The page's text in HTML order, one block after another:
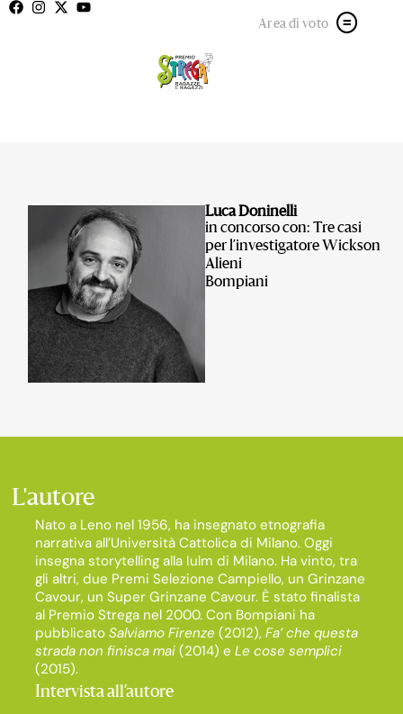
Area di voto
Luca Doninelli
in concorso con: Tre casi
per l’investigatore Wickson
Alieni
Bompiani
L'autore
Nato a Leno nel 1956, ha insegnato etnografia
narrativa all’Università Cattolica di Milano. Oggi
insegna storytelling alla Iulm di Milano. Ha vinto, tra
gli altri, due Premi Selezione Campiello, un Grinzane
Cavour, un Super Grinzane Cavour. È stato finalista
al Premio Strega nel 2000. Con Bompiani ha
pubblicato Salviamo Firenze (2012), Fa’ che questa
strada non finisca mai(2014) e Le cose semplici
(2015).
Intervista all’autore